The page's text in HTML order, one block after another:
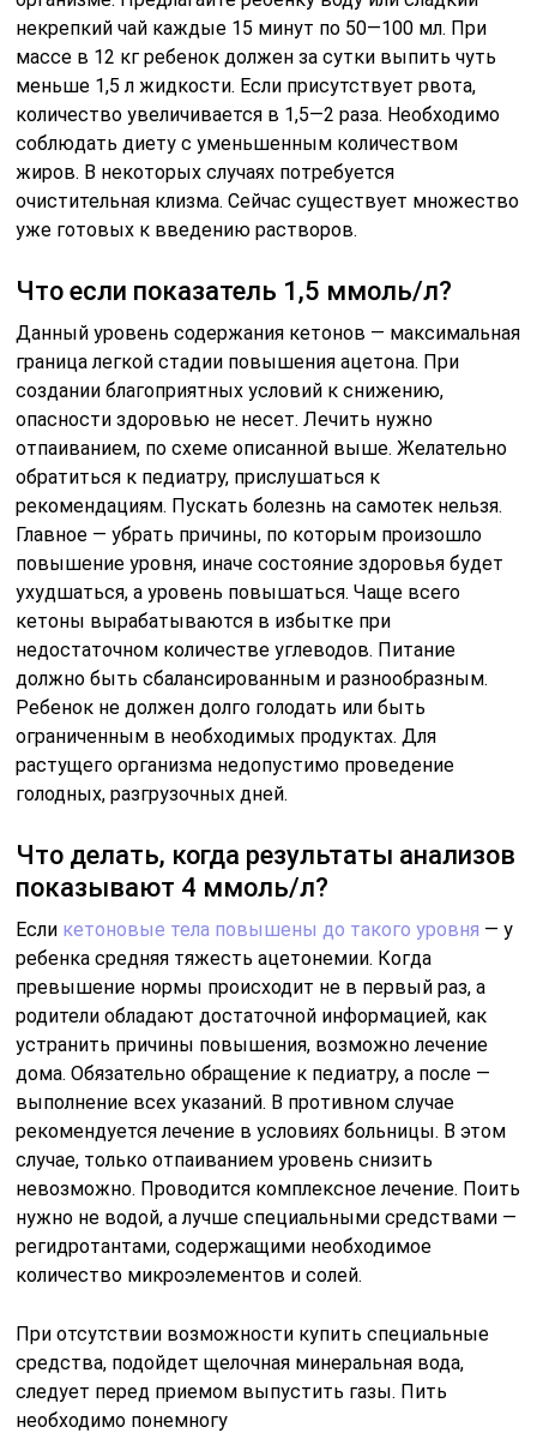
некрепкий чай каждые 15 минут по 50—100 мл. При
массе в 12 кг ребенок должен за сутки выпить чуть
меньше 1,5 л жидкости. Если присутствует рвота,
количество увеличивается в 1,5—2 раза. Необходимо
соблюдать диету с уменьшенным количеством
жиров. В некоторых случаях потребуется
очистительная клизма. Сейчас существует множество
уже готовых к введению растворов.
Что если показатель 1,5 ммоль/л?
Данный уровень содержания кетонов — максимальная
граница легкой стадии повышения ацетона. При
создании благоприятных условий к снижению,
опасности здоровью не несет. Лечить нужно
отпаиванием, по схеме описанной выше. Желательно
обратиться к педиатру, прислушаться к
рекомендациям. Пускать болезнь на самотек нельзя.
Главное — убрать причины, по которым произошло
повышение уровня, иначе состояние здоровья будет
ухудшаться, а уровень повышаться. Чаще всего
кетоны вырабатываются в избытке при
недостаточном количестве углеводов. Питание
должно быть сбалансированным и разнообразным.
Ребенок не должен долго голодать или быть
ограниченным в необходимых продуктах. Для
растущего организма недопустимо проведение
голодных, разгрузочных дней.
Что делать, когда результаты анализов
показывают 4 ммоль/л?
Если кетоновые тела повышены до такого уровня — у
ребенка средняя тяжесть ацетонемии. Когда
превышение нормы происходит не в первый раз, а
родители обладают достаточной информацией, как
устранить причины повышения, возможно лечение
дома. Обязательно обращение к педиатру, а после —
выполнение всех указаний. В противном случае
рекомендуется лечение в условиях больницы. В этом
случае, только отпаиванием уровень снизить
невозможно. Проводится комплексное лечение. Поить
нужно не водой, а лучше специальными средствами —
регидротантами, содержащими необходимое
количество микроэлементов и солей.
При отсутствии возможности купить специальные
средства, подойдет щелочная минеральная вода,
следует перед приемом выпустить газы. Пить
необходимо понемногу